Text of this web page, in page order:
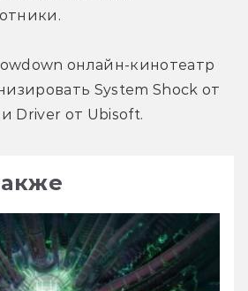
онлайн-кинотеатр
System Shock от
Driver от Ubisoft.